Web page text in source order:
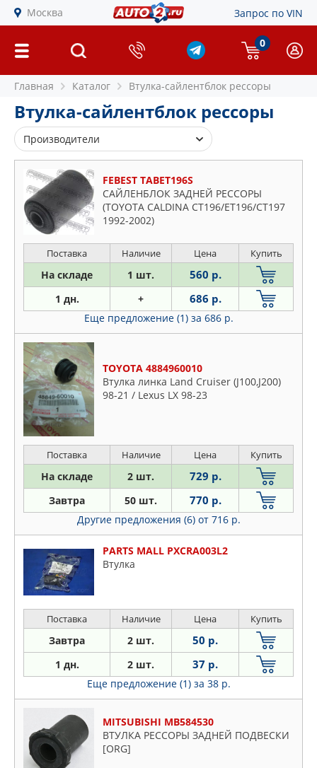
Москва Запрос по VIN
0
Главная Каталог Втулка-сайлентблок рессоры
Втулка-сайлентблок рессоры
Производители
4U
AVANTECH
BIRTH
BLUE PRINT
BSG
CTR
FEBEST
FIESTROCO
FIXAR
FORD
GANZ
GSP
HANSE
HONDA
HYUNDAI-KIA
ISUZU
JAPANPARTS
JIKIU
JP GROUP
KIA
LYNXAUTO
MALO
MANDO
MARSHALL
MASUMA
MAZDA
MERCEDES
METACO
FEBEST TABET196S
САЙЛЕНБЛОК ЗАДНЕЙ РЕССОРЫ
(TOYOTA CALDINA CT196/ET196/CT197
1992-2002)
Поставка Наличие Цена Купить
На складе 1 шт. 560 р.
1 дн. + 686 р.
Еще предложение (1) за 686 р.
TOYOTA 4884960010
Втулка линка Land Cruiser (J100,J200)
98-21 / Lexus LX 98-23
Поставка Наличие Цена Купить
На складе 2 шт. 729 р.
Завтра 50 шт. 770 р.
Другие предложения (6) от 716 р.
PARTS MALL PXCRA003L2
Втулка
Поставка Наличие Цена Купить
Завтра 2 шт. 50 р.
1 дн. 2 шт. 37 р.
Еще предложение (1) за 38 р.
MITSUBISHI MB584530
ВТУЛКА РЕССОРЫ ЗАДНЕЙ ПОДВЕСКИ
[ORG]